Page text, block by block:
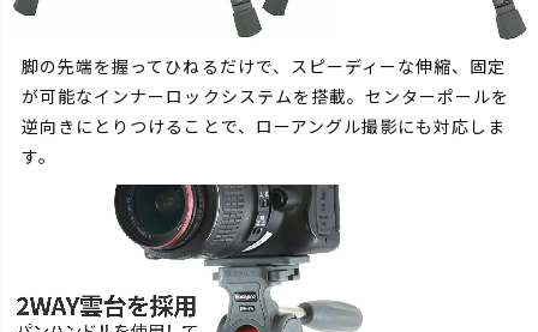
脚の先端を握ってひねるだけで、スピーディーな伸縮、固定
が可能なインナーロックシステムを搭載。センターポールを
逆向きにとりつけることで、ローアングル撮影にも対応しま
す。